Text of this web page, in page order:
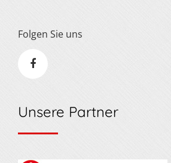
Folgen Sie uns
Unsere Partner